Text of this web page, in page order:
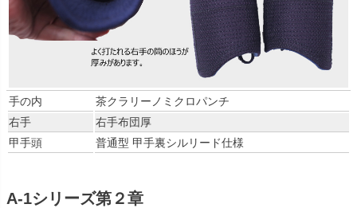
手の内
茶クラリーノミクロパンチ
右手
右手布団厚
甲手頭
普通型 甲手裏シルリード仕様
A-1シリーズ第２章